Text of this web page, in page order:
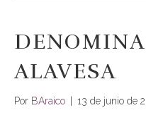
ALAVESA
Por BAraico 13 de junio de